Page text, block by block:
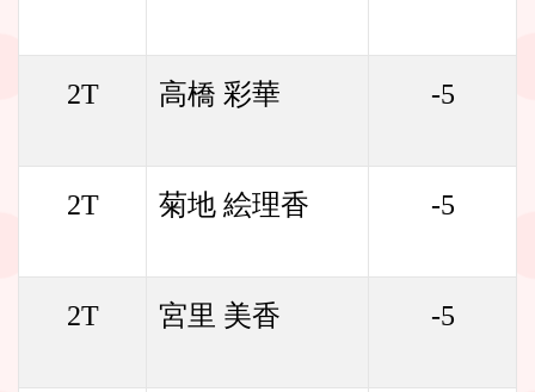
2T 高橋 彩華 -5
2T 菊地 絵理香 -5
2T 宮里 美香 -5